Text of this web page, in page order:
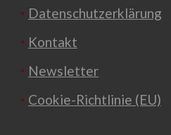
Datenschutzerklärung
Kontakt
Newsletter
Cookie-Richtlinie (EU)